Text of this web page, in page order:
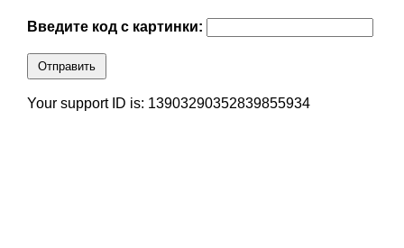
Введите код с картинки:
Отправить
Your support ID is: 13903290352839855934